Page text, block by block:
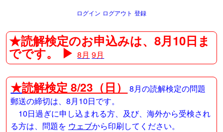
ログイン ログアウト 登録
★読解検定のお申込みは、8月10日ま
でです。 ▶8月 9月
★読解検定 8/23（日）
8月の読解検定の問題
郵送の締切は、8月10日です。
10日過ぎに申し込まれる方、及び、海外から受検され
る方は、問題を ウェブから印刷してください。